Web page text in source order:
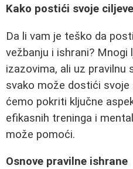
Kako postići svoje ciljeve
Da li vam je teško da
vežbanju i ishrani? Mnogi
izazovima, ali uz pravilnu
svako može dostići svoje
ćemo pokriti ključne
efikasnih treninga i
može pomoći.
Osnove pravilne ishrane